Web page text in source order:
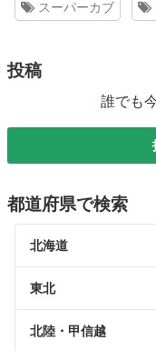
スーパーカブ
投稿
誰でも
都道府県で検索
北海道
東北
北陸・甲信越